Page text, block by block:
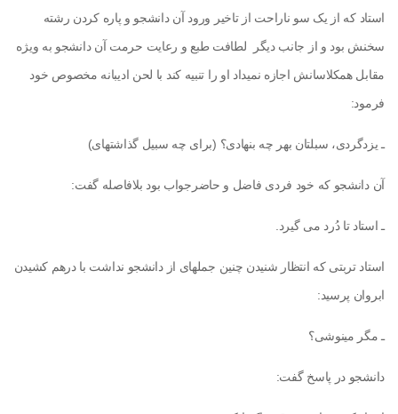
استاد که از یک سو ناراحت از تاخیر ورود آن دانشجو و پاره کردن رشته
سخنش بود و از جانب دیگر لطافت طبع و رعایت حرمت آن دانشجو به ویژه
مقابل همکلاسانش اجازه نمی­داد او را تنبیه کند با لحن ادیبانه مخصوص خود
فرمود:
ـ یزدگردی، سبلتان بهر چه بنهادی؟ (برای چه سبیل گذاشته­ای)
آن دانشجو که خود فردی فاضل و حاضرجواب بود بلافاصله گفت:
ـ استاد تا دُرد می­ گیرد.
استاد تربتی که انتظار شنیدن چنین جمله­ای از دانشجو نداشت با درهم کشیدن
ابروان پرسید:
ـ مگر می­نوشی؟
دانشجو در پاسخ گفت: